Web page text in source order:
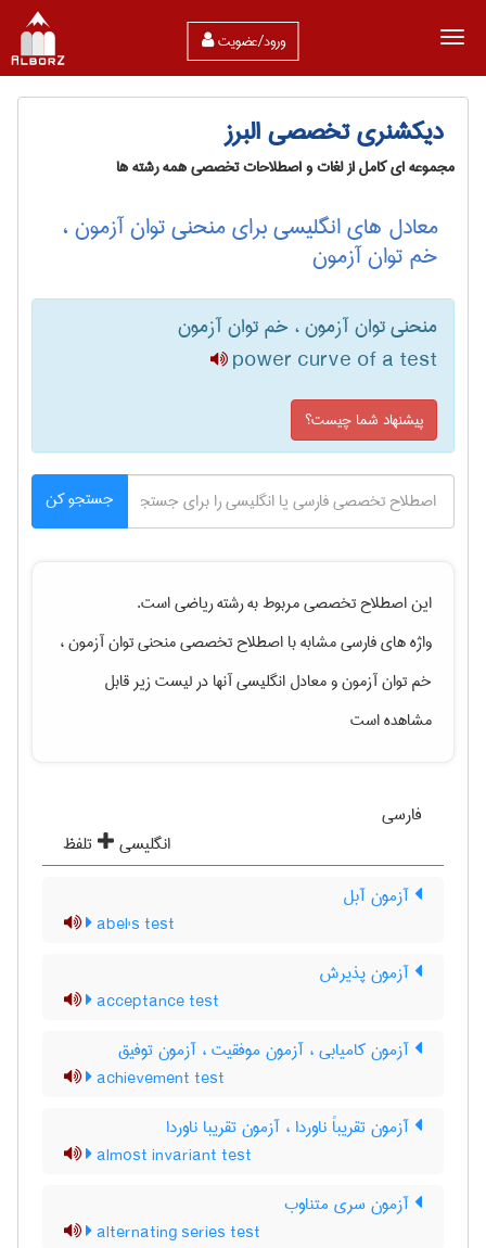
ورود/عضویت
دیکشنری تخصصی البرز
مجموعه ای کامل از لغات و اصطلاحات تخصصی همه رشته ها
معادل های انگلیسی برای منحنی توان آزمون ،
خم توان آزمون
منحنی توان آزمون ، خم توان آزمون
power curve of a test
پیشنهاد شما چیست؟
جستجو کن
این اصطلاح تخصصی مربوط به رشتهرياضیاست.
واژه های فارسی مشابه با اصطلاح تخصصیمنحنی توان آزمون ،
خم توان آزمونو معادل انگلیسی آنها در لیست زیر قابل
مشاهده است
فارسی
انگلیسی
تلفظ
آزمون آبل
abel's test
آزمون پذیرش
acceptance test
آزمون کامیابی ، آزمون موفقیت ، آزمون توفیق
achievement test
آزمون تقریباً ناوردا ، آزمون تقریبا ناوردا
almost invariant test
آزمون سری متناوب
alternating series test